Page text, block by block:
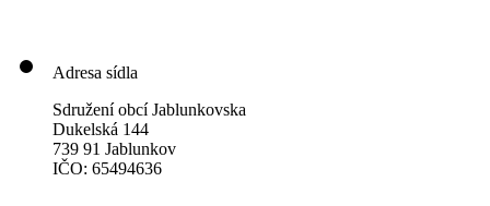
Adresa sídla
Sdružení obcí Jablunkovska
Dukelská 144
739 91 Jablunkov
IČO: 65494636